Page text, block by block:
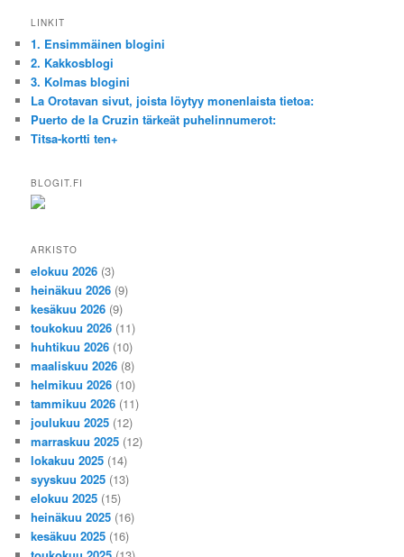
LINKIT
1. Ensimmäinen blogini
2. Kakkosblogi
3. Kolmas blogini
La Orotavan sivut, joista löytyy monenlaista tietoa:
Puerto de la Cruzin tärkeät puhelinnumerot:
Titsa-kortti ten+
BLOGIT.FI
ARKISTO
elokuu 2026 (3)
heinäkuu 2026 (9)
kesäkuu 2026 (9)
toukokuu 2026 (11)
huhtikuu 2026 (10)
maaliskuu 2026 (8)
helmikuu 2026 (10)
tammikuu 2026 (11)
joulukuu 2025 (12)
marraskuu 2025 (12)
lokakuu 2025 (14)
syyskuu 2025 (13)
elokuu 2025 (15)
heinäkuu 2025 (16)
kesäkuu 2025 (16)